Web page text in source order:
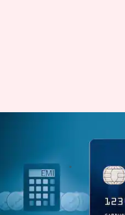
परेशानी, जानें
रोहित राजपूत May 13, 2022
क्या है खबर?